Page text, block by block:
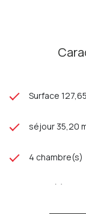
Surface
séjour 35,20
4 chambre(s)
1 salle(s) de